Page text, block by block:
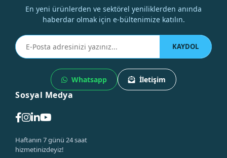
En yeni ürünlerden ve sektörel yeniliklerden anında
haberdar olmak için e-bültenimize katılın.
KAYDOL
Whatsapp İletişim
Sosyal Medya
Haftanın 7 günü 24 saat
hizmetinizdeyiz!